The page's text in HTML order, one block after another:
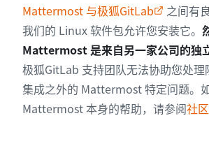
Mattermost 与极狐GitLab
之间有
我们的 Linux 软件包允许您安装它。
Mattermost 是来自另一家公司的独
极狐GitLab 支持团队无法协助您处
集成之外的 Mattermost 特定问题。
Mattermost 本身的帮助，请参阅社